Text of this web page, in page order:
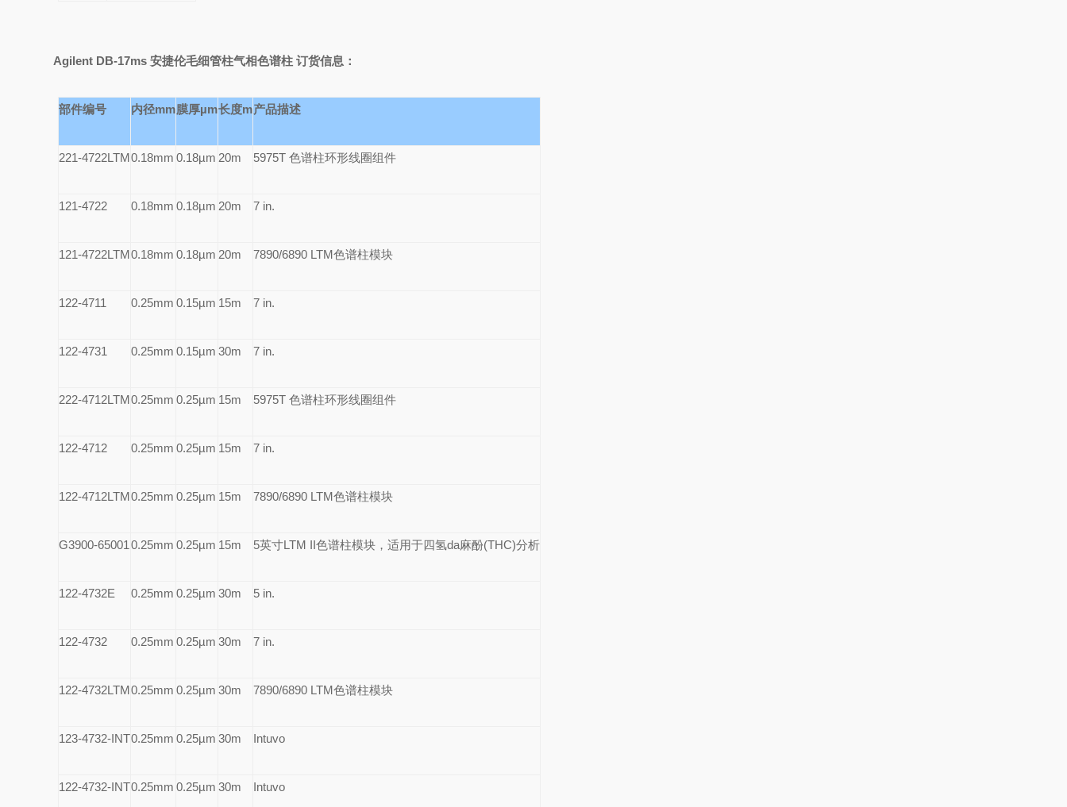
Agilent DB-17ms安捷伦毛细管柱气相色谱柱 订货信息：
部件编号 内径mm膜厚µm长度m产品描述
221-4722LTM0.18mm 0.18µm 20m 5975T色谱柱环形线圈组件
121-4722 0.18mm 0.18µm 20m 7 in.
121-4722LTM0.18mm 0.18µm 20m 7890/6890 LTM色谱柱模块
122-4711 0.25mm 0.15µm 15m 7 in.
122-4731 0.25mm 0.15µm 30m 7 in.
222-4712LTM0.25mm 0.25µm 15m 5975T色谱柱环形线圈组件
122-4712 0.25mm 0.25µm 15m 7 in.
122-4712LTM0.25mm 0.25µm 15m 7890/6890 LTM色谱柱模块
G3900-65001 0.25mm 0.25µm 15m 5英寸LTM II色谱柱模块，适用于四氢da麻酚(THC)分析
122-4732E 0.25mm 0.25µm 30m 5 in.
122-4732 0.25mm 0.25µm 30m 7 in.
122-4732LTM0.25mm 0.25µm 30m 7890/6890 LTM色谱柱模块
123-4732-INT0.25mm 0.25µm 30m Intuvo
122-4732-INT0.25mm 0.25µm 30m Intuvo